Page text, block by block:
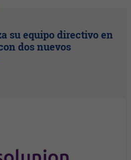
su equipo directivo en
dos nuevos